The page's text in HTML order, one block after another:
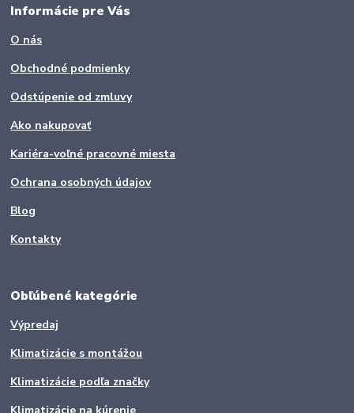
Informácie pre Vás
O nás
Obchodné podmienky
Odstúpenie od zmluvy
Ako nakupovať
Kariéra-voľné pracovné miesta
Ochrana osobných údajov
Blog
Kontakty
Obľúbené kategórie
Výpredaj
Klimatizácie s montážou
Klimatizácie podľa značky